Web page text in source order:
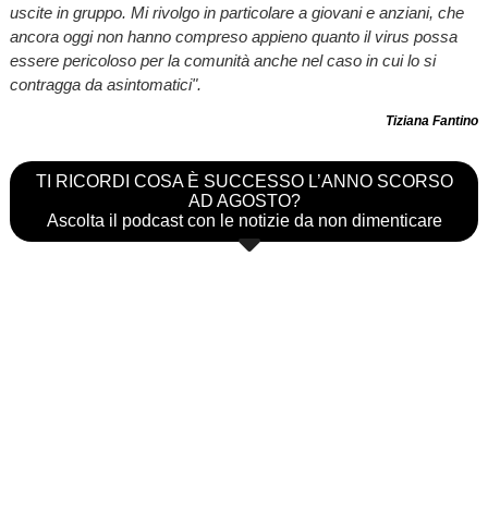
uscite in gruppo. Mi rivolgo in particolare a giovani e anziani, che
ancora oggi non hanno compreso appieno quanto il virus possa
essere pericoloso per la comunità anche nel caso in cui lo si
contragga da asintomatici".
Tiziana Fantino
TI RICORDI COSA È SUCCESSO L’ANNO SCORSO
AD AGOSTO?
Ascolta il podcast con le notizie da non dimenticare